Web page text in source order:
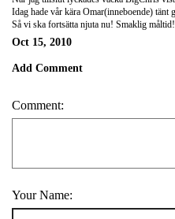
Så vi ska fortsätta njuta nu! Smaklig måltid!
Oct 15, 2010
Add Comment
Comment:
Your Name: